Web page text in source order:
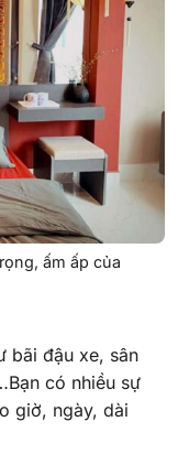
ấm ấp của
bãi đậu xe, sân
có nhiều sự
giờ, ngày, dài